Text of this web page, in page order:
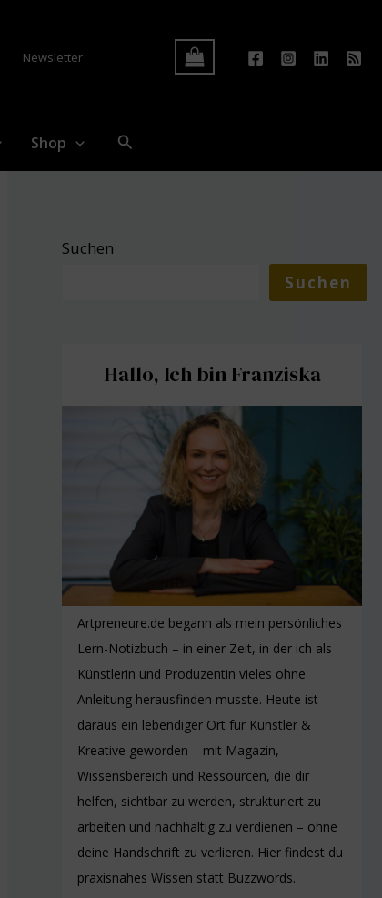
Newsletter
Shop Suchen
Suchen
Suchen
Hallo, Ich bin Franziska
Artpreneure.de begann als mein persönliches
Lern-Notizbuch – in einer Zeit, in der ich als
Künstlerin und Produzentin vieles ohne
Anleitung herausfinden musste. Heute ist
daraus ein lebendiger Ort für Künstler &
Kreative geworden – mit Magazin,
Wissensbereich und Ressourcen, die dir
helfen, sichtbar zu werden, strukturiert zu
arbeiten und nachhaltig zu verdienen – ohne
deine Handschrift zu verlieren. Hier findest du
praxisnahes Wissen statt Buzzwords.